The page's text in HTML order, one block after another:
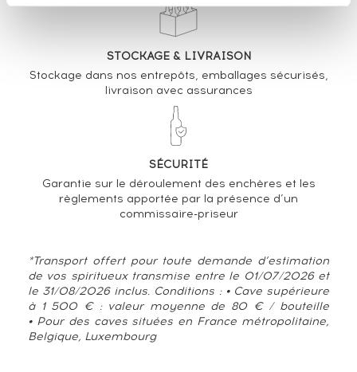
STOCKAGE & LIVRAISON
Stockage dans nos entrepôts, emballages sécurisés,
livraison avec assurances
SÉCURITÉ
Garantie sur le déroulement des enchères et les
règlements apportée par la présence d’un
commissaire-priseur
*Transport offert pour toute demande d’estimation
de vos spiritueux transmise entre le 01/07/2026 et
le 31/08/2026 inclus. Conditions : • Cave supérieure
à 1 500 € : valeur moyenne de 80 € / bouteille
• Pour des caves situées en France métropolitaine,
Belgique, Luxembourg